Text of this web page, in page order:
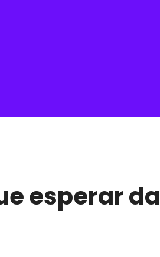
esperar da